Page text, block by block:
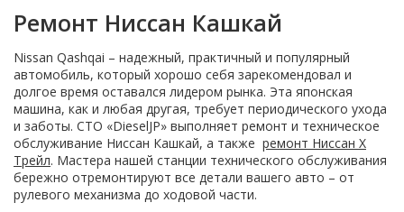
Ремонт Ниссан Кашкай
Nissan Qashqai – надежный, практичный и популярный
автомобиль, который хорошо себя зарекомендовал и
долгое время оставался лидером рынка. Эта японская
машина, как и любая другая, требует периодического ухода
и заботы. СТО «DieselJP» выполняет ремонт и техническое
обслуживание Ниссан Кашкай, а также ремонт Ниссан Х
Трейл. Мастера нашей станции технического обслуживания
бережно отремонтируют все детали вашего авто – от
рулевого механизма до ходовой части.